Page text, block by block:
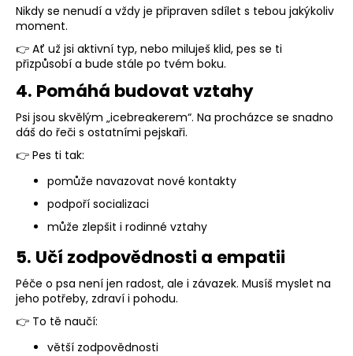
Nikdy se nenudí a vždy je připraven sdílet s tebou jakýkoliv
moment.
👉 Ať už jsi aktivní typ, nebo miluješ klid, pes se ti
přizpůsobí a bude stále po tvém boku.
4. Pomáhá budovat vztahy
Psi jsou skvělým „icebreakerem“. Na procházce se snadno
dáš do řeči s ostatními pejskaři.
👉 Pes ti tak:
pomůže navazovat nové kontakty
podpoří socializaci
může zlepšit i rodinné vztahy
5. Učí zodpovědnosti a empatii
Péče o psa není jen radost, ale i závazek. Musíš myslet na
jeho potřeby, zdraví i pohodu.
👉 To tě naučí:
větší zodpovědnosti
j
e
e
SVATEBNÍ
VODÍTKO
ELEGANTNÍ
550